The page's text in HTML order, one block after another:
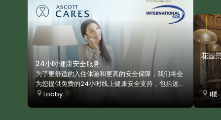
24小时健康安全服务
为了更舒适的入住体验和更高的安全保障，我们将会
为您提供免费的24小时线上健康安全支持，包括远程
医疗或非紧急的医疗咨询、您所居住的公寓附近或旅
Lobby
花园
位于
我们
养，
餐厅
达享
1楼